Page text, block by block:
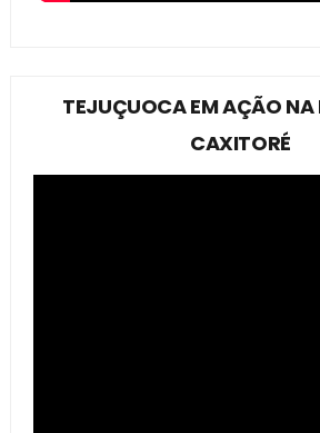
TEJUÇUOCA EM AÇÃO NA
CAXITORÉ